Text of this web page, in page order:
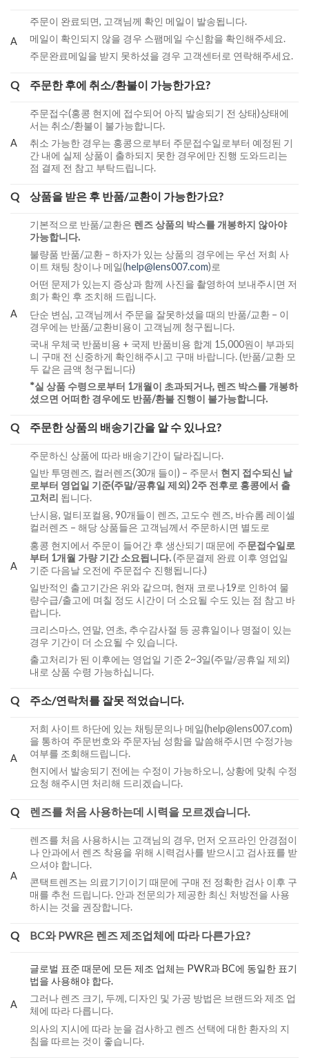
A
주문이 완료되면, 고객님께 확인 메일이 발송됩니다.
메일이 확인되지 않을 경우 스팸메일 수신함을 확인해주세요.
주문완료메일을 받지 못하셨을 경우 고객센터로 연락해주세요.
Q 주문한 후에 취소/환불이 가능한가요?
A
주문접수(홍콩 현지에 접수되어 아직 발송되기 전 상태)상태에
서는 취소/환불이 불가능합니다.
취소 가능한 경우는 홍콩으로부터 주문접수일로부터 예정된 기
간 내에 실제 상품이 출하되지 못한 경우에만 진행 도와드리는
점 결제 전 참고 부탁드립니다.
Q 상품을 받은 후 반품/교환이 가능한가요?
A
기본적으로 반품/교환은 렌즈 상품의 박스를 개봉하지 않아야
가능합니다.
불량품 반품/교환 – 하자가 있는 상품의 경우에는 우선 저희 사
이트 채팅 창이나 메일(help@lens007.com)로
어떤 문제가 있는지 증상과 함께 사진을 촬영하여 보내주시면 저
희가 확인 후 조치해 드립니다.
단순 변심, 고객님께서 주문을 잘못하셨을 때의 반품/교환 – 이
경우에는 반품/교환비용이 고객님께 청구됩니다.
국내 우체국 반품비용 + 국제 반품비용 합계 15,000원이 부과되
니 구매 전 신중하게 확인해주시고 구매 바랍니다. (반품/교환 모
두 같은 금액 청구됩니다)
*실 상품 수령으로부터 1개월이 초과되거나, 렌즈 박스를 개봉하
셨으면 어떠한 경우에도 반품/환불 진행이 불가능합니다.
Q 주문한 상품의 배송기간을 알 수 있나요?
A
주문하신 상품에 따라 배송기간이 달라집니다.
일반 투명렌즈, 컬러렌즈(30개 들이) – 주문서 현지 접수되신 날
로부터 영업일 기준(주말/공휴일 제외) 2주 전후로 홍콩에서 출
고처리 됩니다.
난시용, 멀티포컬용, 90개들이 렌즈, 고도수 렌즈, 바슈롬 레이셀
컬러렌즈 – 해당 상품들은 고객님께서 주문하시면 별도로
홍콩 현지에서 주문이 들어간 후 생산되기 때문에 주문접수일로
부터 1개월 가량 기간 소요됩니다.(주문결제 완료 이후 영업일
기준 다음날 오전에 주문접수 진행됩니다.)
일반적인 출고기간은 위와 같으며, 현재 코로나19로 인하여 물
량수급/출고에 며칠 정도 시간이 더 소요될 수도 있는 점 참고 바
랍니다.
크리스마스, 연말, 연초, 추수감사절 등 공휴일이나 명절이 있는
경우 기간이 더 소요될 수 있습니다.
출고처리가 된 이후에는 영업일 기준 2~3일(주말/공휴일 제외)
내로 상품 수령 가능하십니다.
Q 주소/연락처를 잘못 적었습니다.
A
저희 사이트 하단에 있는 채팅문의나 메일(help@lens007.com)
을 통하여 주문번호와 주문자님 성함을 말씀해주시면 수정가능
여부를 조회해드립니다.
현지에서 발송되기 전에는 수정이 가능하오니, 상황에 맞춰 수정
요청 해주시면 처리해 드리겠습니다.
Q 렌즈를 처음 사용하는데 시력을 모르겠습니다.
A
렌즈를 처음 사용하시는 고객님의 경우, 먼저 오프라인 안경점이
나 안과에서 렌즈 착용을 위해 시력검사를 받으시고 검사표를 받
으셔야 합니다.
콘택트렌즈는 의료기기이기 때문에 구매 전 정확한 검사 이후 구
매를 추천 드립니다. 안과 전문의가 제공한 최신 처방전을 사용
하시는 것을 권장합니다.
Q BC와 PWR은 렌즈 제조업체에 따라 다른가요?
A
글로벌 표준 때문에 모든 제조 업체는 PWR과 BC에 동일한 표기
법을 사용해야 합다.
그러나 렌즈 크기, 두께, 디자인 및 가공 방법은 브랜드와 제조 업
체에 따라 다릅니다.
의사의 지시에 따라 눈을 검사하고 렌즈 선택에 대한 환자의 지
침을 따르는 것이 좋습니다.